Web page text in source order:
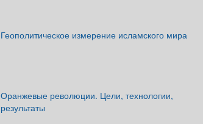
Геополитическое измерение исламского мира
Оранжевые революции. Цели, технологии,
результаты